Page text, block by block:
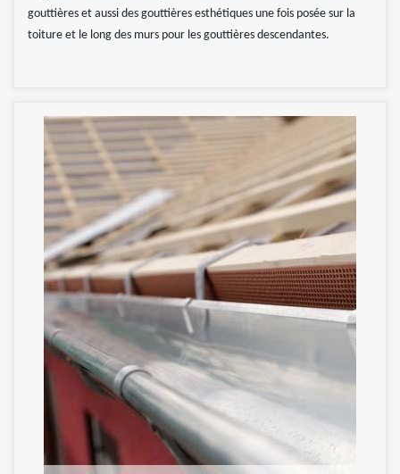
gouttières et aussi des gouttières esthétiques une fois posée sur la
toiture et le long des murs pour les gouttières descendantes.